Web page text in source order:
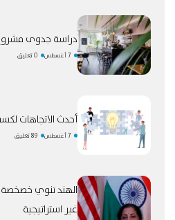
دراسة جدوى
7 أغسطس 0 تعليق
أحدث الاتجاهات
7 أغسطس 89 تعليق
الهند تنوي
غير استراتيجية